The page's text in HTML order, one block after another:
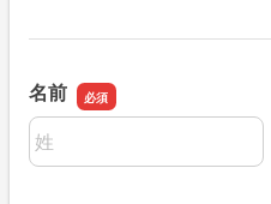
名前
名前の姓